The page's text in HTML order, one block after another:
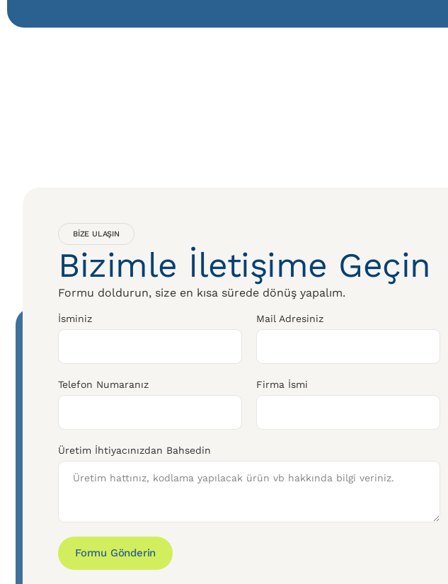
BIZE ULAŞIN
Bizimle İletişime Geçin
Formu doldurun, size en kısa sürede dönüş yapalım.
İsminiz Mail Adresiniz
Telefon Numaranız Firma İsmi
Üretim İhtiyacınızdan Bahsedin
Formu Gönderin